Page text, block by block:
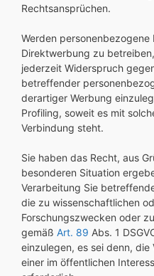
Rechtsansprüchen.
Werden
Direktwerbung zu
jederzeit Widerspruch
betreffender
derartiger Werbung
Profiling, soweit es mit
Verbindung steht.
Sie haben das Recht, aus
besonderen Situation
Verarbeitung Sie
die zu wissenschaftlichen
Forschungszwecken oder
gemäß Art. 89 Abs. 1
einzulegen, es sei denn,
einer im öffentlichen